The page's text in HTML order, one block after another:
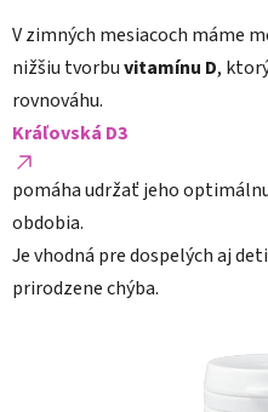
V zimných mesiacoch máme
nižšiu tvorbuvitamínu D,
rovnováhu.
Kráľovská D3
pomáha udržať jeho
obdobia.
Je vhodná pre dospelých aj
prirodzene chýba.